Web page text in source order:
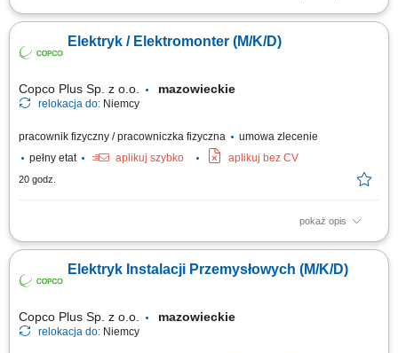
Montaż instalacji elektrycznych zgodnie z dokumentacją i obowiązującymi
inwestycjach. Dbanie o jakość i terminowość wykonywanych prac.
Przestrzeganie zasad bezpieczeństwa podczas realizacji zadań.
Elektryk / Elektromonter (M/K/D)
Copco Plus Sp. z o.o. mazowieckie
relokacja do: Niemcy
pracownik fizyczny / pracowniczka fizyczna
umowa zlecenie
pełny etat
aplikuj szybko aplikuj bez CV
20 godz.
pokaż opis
Obowiązki: Montaż instalacji elektrycznych w obiektach przemysłowych i
Wymagania: Wykształcenie elektryczne lub w trakcie nauki;
Doświadczenie zawodowe na podobnym stanowisku; Uprawnienia
Elektryk Instalacji Przemysłowych (M/K/D)
Copco Plus Sp. z o.o. mazowieckie
relokacja do: Niemcy